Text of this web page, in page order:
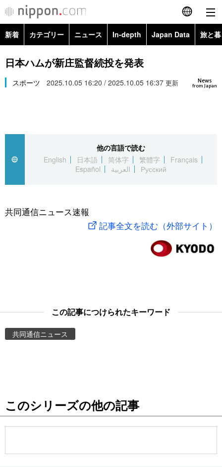
English
繁體字
العربية
社会
旅と暮らし
東京
新着 カテゴリー ニュース In-depth Japan Data 旅と
政治・外交
経済・ビジネス
社会
文化
科学・技術
暮らし
Images
お知らせ
日本ハムが新庄監督続投を発表
News
from Japan
スポーツ 2025.10.05 16:20 / 2025.10.05 16:37 更新
他の言語で読む
English
日本語 简体字 繁體字
Français
Español
العربية Русский
共同通信ニュース速報
記事全文を読む（外部サイト）
この記事につけられたキーワード
共同通信ニュース
このシリーズの他の記事